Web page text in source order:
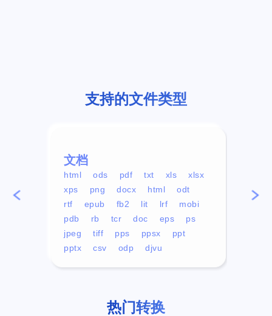
支持的文件类型
文档
html ods pdf txt xls
xlsx
xps
png docx html
odt
rtf
epub fb2 lit lrf
mobi
pdb
rb tcr doc eps
ps
jpeg
tiff pps ppsx
ppt
pptx
csv odp djvu
mp4
热门转换